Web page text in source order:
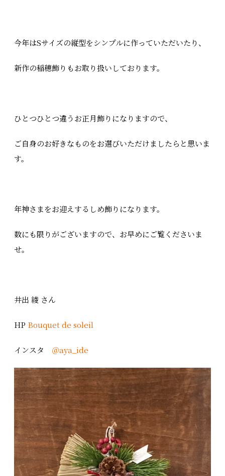
今年はSサイズの縦型をシンプルに作っていただいたり、
新作の稲穂飾りもお取り扱いしております。
ひとつひとつ違うお正月飾りになりますので、
ご自身のお好きなものをお選びいただけましたらと思いま
す。
年神さまをお迎えするしめ飾りになります。
数にも限りがございますので、お早めにご覧くださいま
せ。
井出 綾 さん
HP Bouquet de soleil
インスタ ＠aya_ide